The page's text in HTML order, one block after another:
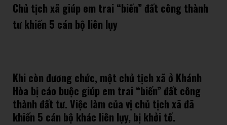
Chủ tịch xã giúp em trai “biến” đất công thành
tư khiến 5 cán bộ liên lụy
Khi còn đương chức, một chủ tịch xã ở Khánh
Hòa bị cáo buộc giúp em trai “biến” đất công
thành đất tư. Việc làm của vị chủ tịch xã đã
khiến 5 cán bộ khác liên lụy, bị khởi tố.